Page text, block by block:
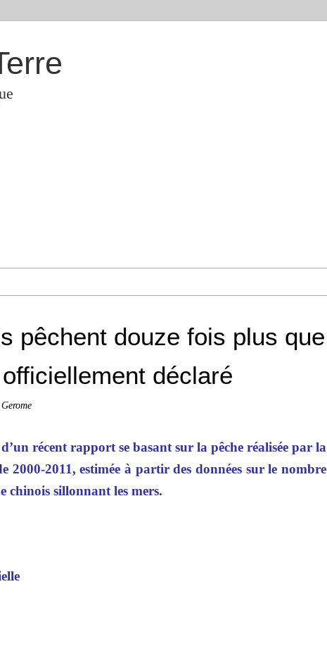
pêchent douze fois plus que
déclaré
d’un récent rapport se basant sur la pêche réalisée par la
2000-2011, estimée à partir des données sur le nombre
chinois sillonnant les mers.